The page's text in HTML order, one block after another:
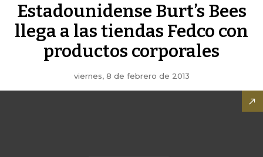
Estadounidense Burt’s Bees
llega a las tiendas Fedco con
productos corporales
viernes, 8 de febrero de 2013